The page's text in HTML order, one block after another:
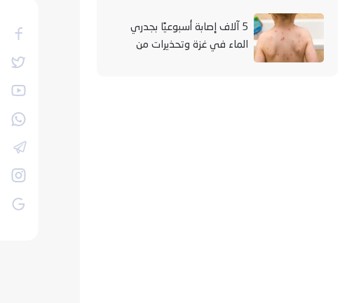
5 آلاف إصابة أسبوعيًا بجدري
الماء في غزة وتحذيرات من